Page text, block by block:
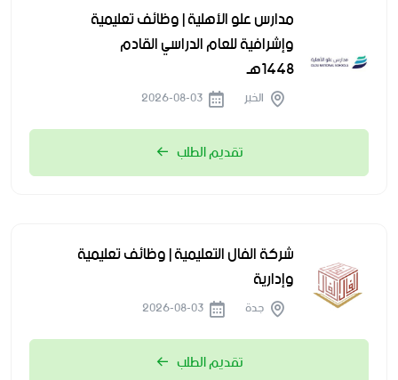
مدارس علو الأهلية | وظائف تعليمية
وإشرافية للعام الدراسي القادم
1448هـ
الخبر
تقديم الطلب
شركة الفال التعليمية | وظائف تعليمية
وإدارية
جدة
تقديم الطلب